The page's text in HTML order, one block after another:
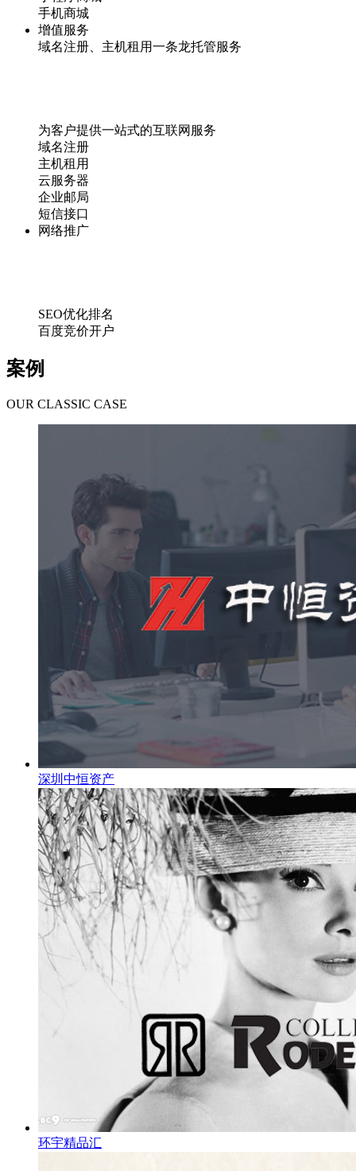
手机商城
增值服务
域名注册、主机租用一条龙托管服务
为客户提供一站式的互联网服务
域名注册
主机租用
云服务器
企业邮局
短信接口
网络推广
SEO优化排名
百度竞价开户
案例
OUR CLASSIC CASE
深圳中恒资产
环宇精品汇